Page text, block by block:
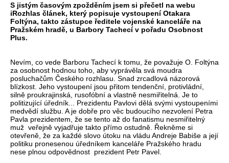
S jistým časovým zpožděním jsem si přečetl na webu
iRozhlas článek, který popisuje vystoupení Otakara
Foltýna, takto zástupce ředitele vojenské kanceláře na
Pražském hradě, u Barbory Tachecí v pořadu Osobnost
Plus.
Nevím, co vede Barboru Tachecí k tomu, že považuje O. Foltýna
za osobnost hodnou toho, aby vyprávěla svá moudra
posluchačům Českého rozhlasu. Snad zrcadlová názorová
blízkost. Jeho vystoupení jsou přitom tendenční, protivládní,
silně proukrajinská, rusofóbní a vlastně nesmiřitelná. Je to
politizující úředník... Prezidentu Pavlovi dělá svými vystoupeními
medvědí službu. A je dobře pro věc budoucího nezvolení Petra
Pavla prezidentem, že se tento až do fanatismu nesmiřitelný
muž veřejně vyjadřuje takto přímo ostudně. Řekněme si
otevřeně, že za každé slovo útoku na vládu Andreje Babiše a její
politiku pronesenou úředníkem kanceláře Pražského hradu
nese plnou odpovědnost prezident Petr Pavel.